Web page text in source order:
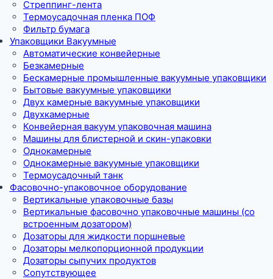
Стреппинг-лента
Термоусадочная пленка ПОФ
Фильтр бумага
Упаковщики Вакуумные
Автоматические конвейерные
Безкамерные
Бескамерные промышленные вакуумные упаковщики
Бытовые вакуумные упаковщики
Двух камерные вакуумные упаковщики
Двухкамерные
Конвейерная вакуум упаковочная машина
Машины для блистерной и скин-упаковки
Однокамерные
Однокамерные вакуумные упаковщики
Термоусадочный танк
Фасовочно-упаковочное оборудование
Вертикальные упаковочные базы
Вертикальные фасовочно упаковочные машины (со
встроенным дозатором)
Дозаторы для жидкости поршневые
Дозаторы мелкопорционной продукции
Дозаторы сыпучих продуктов
Сопутствующее